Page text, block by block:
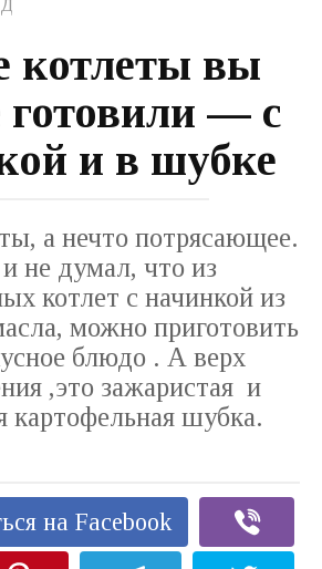
котлеты вы
готовили — с
и в шубке
а нечто потрясающее.
не думал, что из
котлет с начинкой из
можно приготовить
блюдо . А верх
,это зажаристая и
картофельная шубка.
на Facebook